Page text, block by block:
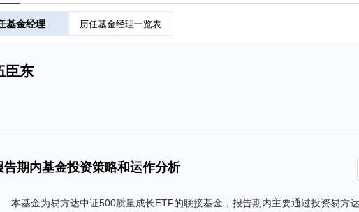
基金经理 历任基金经理一览表
臣东
告期内基金投资策略和运作分析
本基金为易方达中证500质量成长ETF的联接基金，报告期内主要通过投资易方